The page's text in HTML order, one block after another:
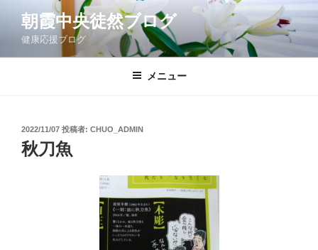
ン
朝霞中央徒然ブログ
健康応援ブログ
メニュー
投
稿
日:
2022/11/07 投稿者: CHUO_ADMIN
秋刀魚